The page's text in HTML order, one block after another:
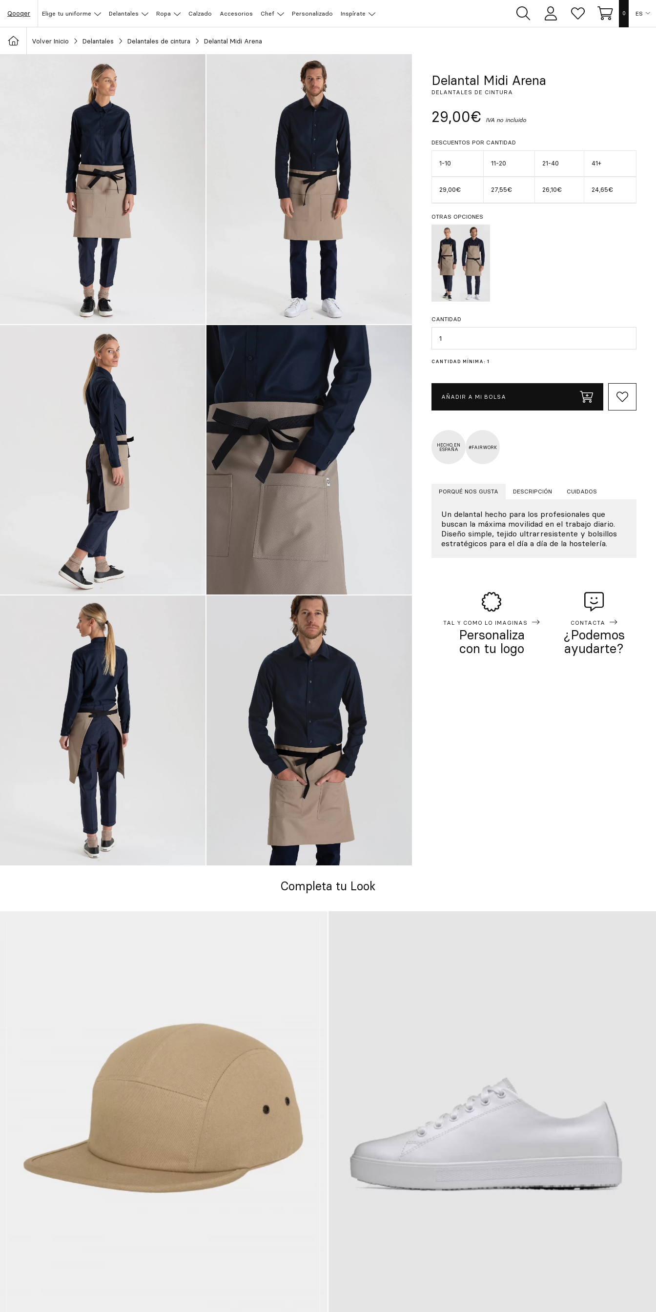
Qooqer Elige tu uniforme Delantales Ropa Calzado Accesorios Chef Personalizado Inspírate
Área
de
Lista
de
Carrito
0 ES
Volver Inicio Delantales Delantales de cintura Delantal Midi Arena
Delantal Midi Arena
DELANTALES DE CINTURA
29,00€ IVA no incluido
DESCUENTOS POR CANTIDAD
1-10 11-20 21-40 41+
29,00€ 27,55€ 26,10€ 24,65€
OTRAS OPCIONES
CANTIDAD
CANTIDAD MÍNIMA: 1
AÑADIR A MI BOLSA
HECHO EN
ESPAÑA
#FAIRWORK
PORQUÉ NOS GUSTA DESCRIPCIÓN CUIDADOS
Un delantal hecho para los profesionales que
buscan la máxima movilidad en el trabajo diario.
Diseño simple, tejido ultrarresistente y bolsillos
estratégicos para el día a día de la hostelería.
TAL Y COMO LO IMAGINAS
Personaliza
con tu logo
CONTACTA
¿Podemos
ayudarte?
Completa tu Look